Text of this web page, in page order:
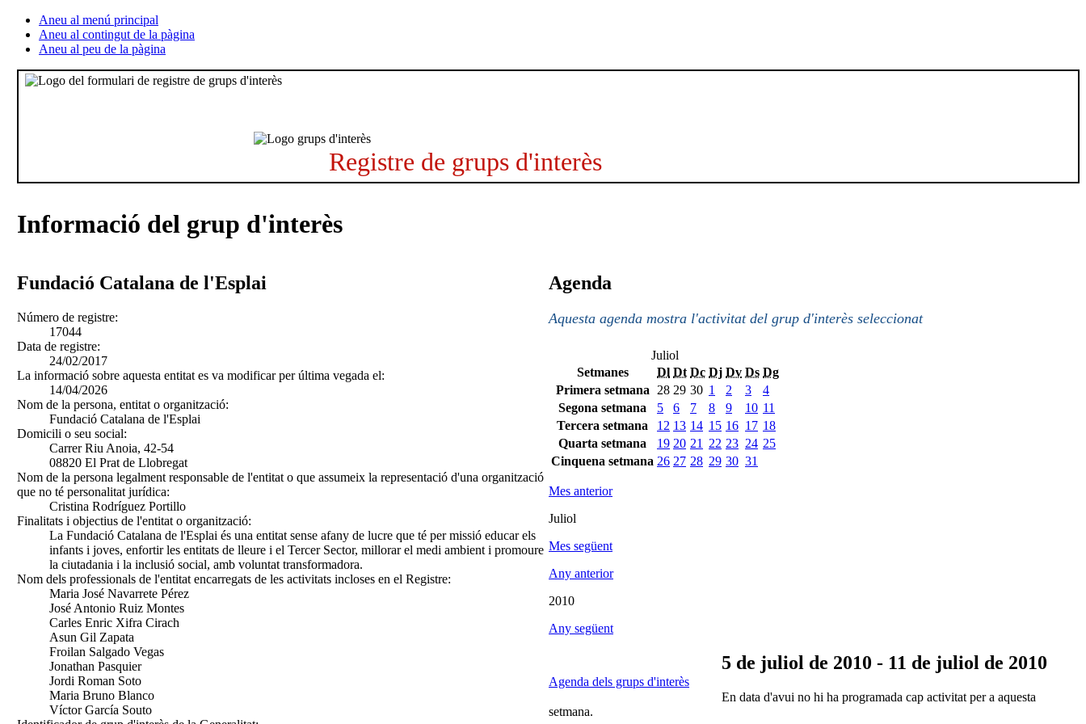
Aneu al menú principal
Aneu al contingut de la pàgina
Aneu al peu de la pàgina
Registre de grups d'interès
Informació del grup d'interès
Fundació Catalana de l'Esplai
Número de registre:
17044
Data de registre:
24/02/2017
La informació sobre aquesta entitat es va modificar per última vegada el:
14/04/2026
Nom de la persona, entitat o organització:
Fundació Catalana de l'Esplai
Domicili o seu social:
Carrer Riu Anoia, 42-54
08820 El Prat de Llobregat
Nom de la persona legalment responsable de l'entitat o que assumeix la representació d'una organització
que no té personalitat jurídica:
Cristina Rodríguez Portillo
Finalitats i objectius de l'entitat o organització:
La Fundació Catalana de l'Esplai és una entitat sense afany de lucre que té per missió educar els
infants i joves, enfortir les entitats de lleure i el Tercer Sector, millorar el medi ambient i promoure
la ciutadania i la inclusió social, amb voluntat transformadora.
Nom dels professionals de l'entitat encarregats de les activitats incloses en el Registre:
Maria José Navarrete Pérez
José Antonio Ruiz Montes
Carles Enric Xifra Cirach
Asun Gil Zapata
Froilan Salgado Vegas
Jonathan Pasquier
Jordi Roman Soto
Maria Bruno Blanco
Víctor García Souto
Agenda
Aquesta agenda mostra l'activitat del grup d'interès seleccionat
Juliol
Setmanes
Dl Dt Dc Dj Dv Ds Dg
Primera setmana
28 29 30 1 2 3
4
Segona setmana
5 6 7 8 9 10 11
Tercera setmana
12 13 14 15 16 17 18
Quarta setmana
19 20 21 22 23 24 25
Cinquena setmana 26 27 28 29 30 31
Mes anterior
Juliol
Mes següent
Any anterior
2010
Any següent
Agenda dels grups d'interès
5 de juliol de 2010 - 11 de juliol de 2010
En data d'avui no hi ha programada cap activitat per a aquesta
setmana.